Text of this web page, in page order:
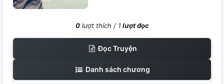
0lượt thích / 1lượt đọc
Đọc Truyện
Danh sách chương